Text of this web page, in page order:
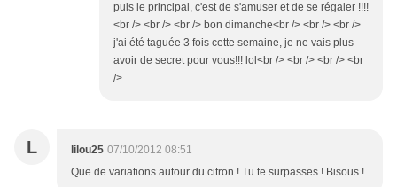
puis le principal, c'est de s'amuser et de se régaler !!!!
<br /> <br /> <br /> bon dimanche<br /> <br /> <br />
j'ai été taguée 3 fois cette semaine, je ne vais plus
avoir de secret pour vous!!! lol<br /> <br /> <br /> <br
/>
L lilou25 07/10/2012 08:51
Que de variations autour du citron ! Tu te surpasses ! Bisous !